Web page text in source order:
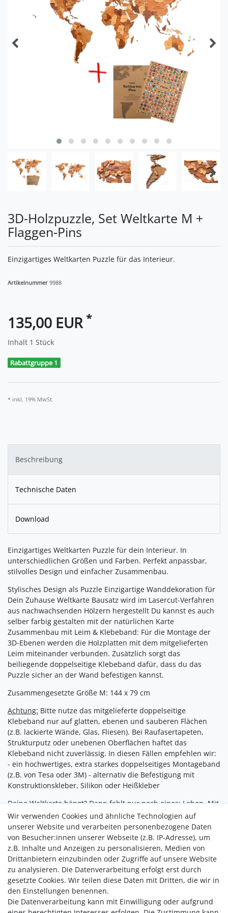
3D-Holzpuzzle, Set Weltkarte M +
Flaggen-Pins
Einzigartiges Weltkarten Puzzle für das Interieur.
Artikelnummer 9988
135,00 EUR *
Inhalt 1 Stück
Rabattgruppe 1
* inkl. 19% MwSt.
Beschreibung
Technische Daten
Download
Einzigartiges Weltkarten Puzzle für dein Interieur. In
unterschiedlichen Größen und Farben. Perfekt anpassbar,
stilvolles Design und einfacher Zusammenbau.
Stylisches Design als Puzzle Einzigartige Wanddekoration für
Dein Zuhause Weltkarte Bausatz wird im Lasercut-Verfahren
aus nachwachsenden Hölzern hergestellt Du kannst es auch
selber farbig gestalten mit der natürlichen Karte
Zusammenbau mit Leim & Klebeband: Für die Montage der
3D-Ebenen werden die Holzplatten mit dem mitgelieferten
Leim miteinander verbunden. Zusätzlich sorgt das
beiliegende doppelseitige Klebeband dafür, dass du das
Puzzle sicher an der Wand befestigen kannst.
Zusammengesetzte Größe M: 144 x 79 cm
Achtung: Bitte nutze das mitgelieferte doppelseitige
Klebeband nur auf glatten, ebenen und sauberen Flächen
(z.B. lackierte Wände, Glas, Fliesen). Bei Raufasertapeten,
Strukturputz oder unebenen Oberflächen haftet das
Klebeband nicht zuverlässig. In diesen Fällen empfehlen wir:
- ein hochwertiges, extra starkes doppelseitiges Montageband
(z.B. von Tesa oder 3M) - alternativ die Befestigung mit
Konstruktionskleber, Silikon oder Heißkleber
Deine Weltkarte hängt? Dann fehlt nur noch eines: Leben. Mit
unserenFlaggen-Pinsbekommt Deine Weltkarte den letzten,
magischen Schliff. Markiere jedes Land, das Du bereist hast –
mit stolzer Hand und leuchtenden Augen. Jeder Pin ist ein
Moment. Ein Abenteuer. Ein Gesprächsstarter.
Und das Beste: Es passt perfekt zum natürlichen Look unserer
Karten – farbenfroh, fein, bedeutungsvoll. Du bringst nicht
nur Farbe ins Holz. Du bringst Deine Geschichte an die Wand.
Wir verwenden Cookies und ähnliche Technologien auf
unserer Website und verarbeiten personenbezogene Daten
von Besucher:innen unserer Webseite (z.B. IP-Adresse), um
z.B. Inhalte und Anzeigen zu personalisieren, Medien von
Drittanbietern einzubinden oder Zugriffe auf unsere Website
zu analysieren. Die Datenverarbeitung erfolgt erst durch
gesetzte Cookies. Wir teilen diese Daten mit Dritten, die wir in
den Einstellungen benennen.
Die Datenverarbeitung kann mit Einwilligung oder aufgrund